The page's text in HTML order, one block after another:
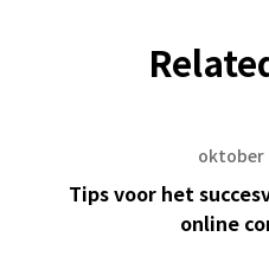
oktober
Tips voor het
online